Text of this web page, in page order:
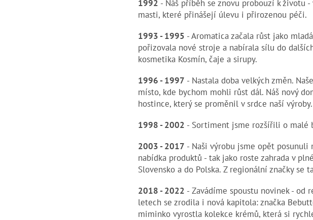
1992 - Náš příběh se znovu probouzí k životu
masti, které přinášejí úlevu i přirozenou péči.
1993 - 1995 - Aromatica začala růst jako
pořizovala nové stroje a nabírala sílu do
kosmetika Kosmín, čaje a sirupy.
1996 - 1997 - Nastala doba velkých změn.
místo, kde bychom mohli růst dál. Náš nový
hostince, který se proměnil v srdce naší výroby.
1998 - 2002 - Sortiment jsme rozšířili o malé
2003 - 2017 - Naši výrobu jsme opět
nabídka produktů - tak jako roste zahrada v
Slovensko a do Polska. Z regionální značky se
2018 - 2022 - Zavádíme spoustu novinek - od
letech se zrodila i nová kapitola: značka
miminko vyrostla kolekce krémů, která si